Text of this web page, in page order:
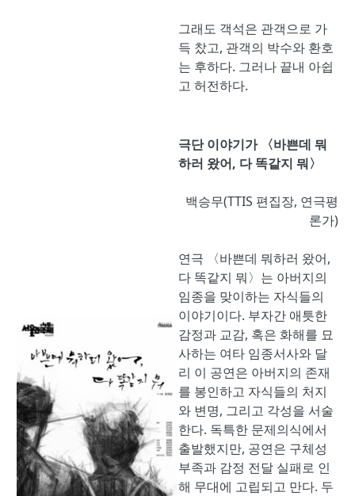
그래도 객석은 관객으로 가
득 찼고, 관객의 박수와 환호
는 후하다. 그러나 끝내 아쉽
고 허전하다.
극단 이야기가 〈바쁜데 뭐
하러 왔어, 다 똑같지 뭐〉
백승무(TTIS 편집장, 연극평
론가)
연극 〈바쁜데 뭐하러 왔어,
다 똑같지 뭐〉는 아버지의
임종을 맞이하는 자식들의
이야기이다. 부자간 애틋한
감정과 교감, 혹은 화해를 묘
사하는 여타 임종서사와 달
리 이 공연은 아버지의 존재
를 봉인하고 자식들의 처지
와 변명, 그리고 각성을 서술
한다. 독특한 문제의식에서
출발했지만, 공연은 구체성
부족과 감정 전달 실패로 인
해 무대에 고립되고 만다. 두